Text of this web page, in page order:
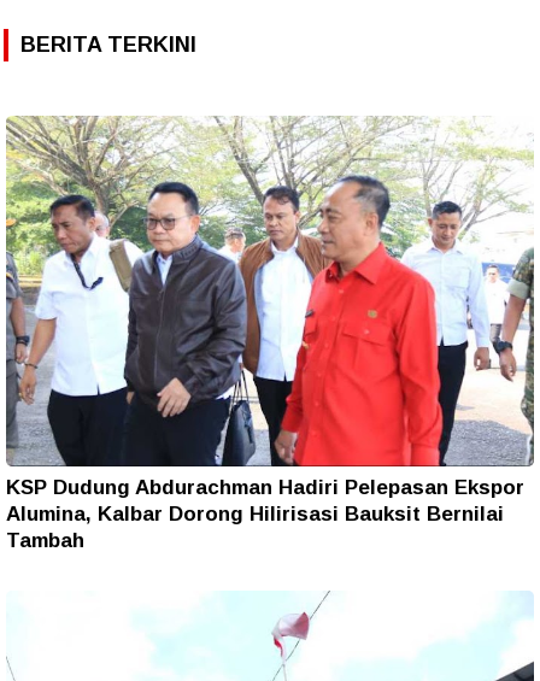
BERITA TERKINI
KSP Dudung Abdurachman Hadiri Pelepasan Ekspor
Alumina, Kalbar Dorong Hilirisasi Bauksit Bernilai
Tambah